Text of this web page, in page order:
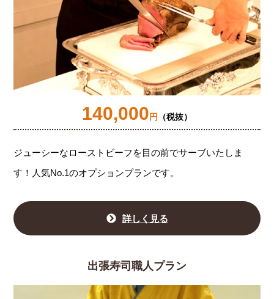
140,000 円 （税抜）
ジューシーなローストビーフを目の前でサーブいたしま
す！人気No.1のオプションプランです。
詳しく見る
出張寿司職人プラン